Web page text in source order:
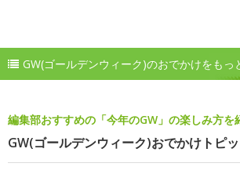
GW(ゴールデンウィーク)のおでかけをもっ
編集部おすすめの「今年のGW」の楽しみ方を
GW(ゴールデンウィーク)おでかけトピ